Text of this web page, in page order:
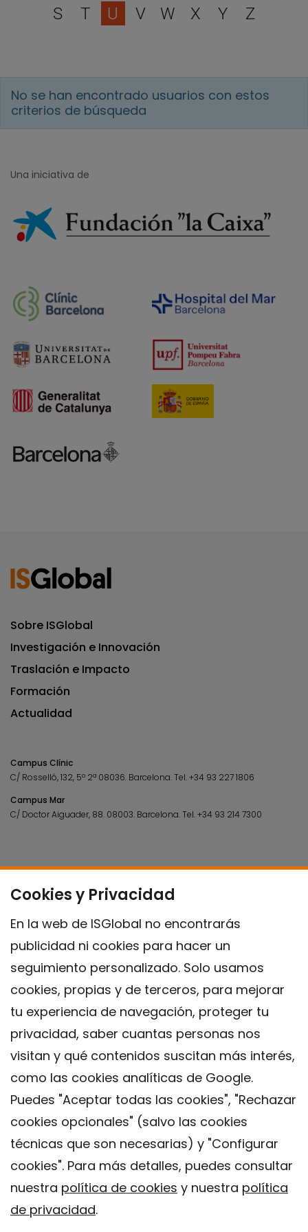
S
T U V W X Y Z
No se han encontrado usuarios con estos
criterios de búsqueda
Cookies y Privacidad
En la web de ISGlobal no encontrarás
publicidad ni cookies para hacer un
seguimiento personalizado. Solo usamos
cookies, propias y de terceros, para mejorar
tu experiencia de navegación, proteger tu
privacidad, saber cuantas personas nos
visitan y qué contenidos suscitan más interés,
como las cookies analíticas de Google.
Puedes "Aceptar todas las cookies", "Rechazar
cookies opcionales" (salvo las cookies
técnicas que son necesarias) y "Configurar
cookies". Para más detalles, puedes consultar
nuestra política de cookies y nuestra política
de privacidad.
Una iniciativa de
Sobre ISGlobal
Investigación e Innovación
Traslación e Impacto
Formación
Actualidad
Campus Clínic
C/ Rosselló, 132, 5º 2ª 08036. Barcelona.Tel.+34 93 227 1806
Campus Mar
C/ Doctor Aiguader, 88. 08003. Barcelona.Tel.+34 93 214 7300
Contacto
Política de privacidad
Política de Cookies